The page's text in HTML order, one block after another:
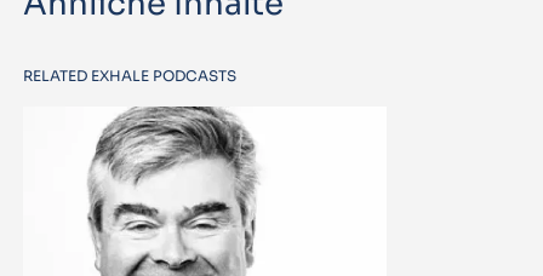
RELATED EXHALE PODCASTS